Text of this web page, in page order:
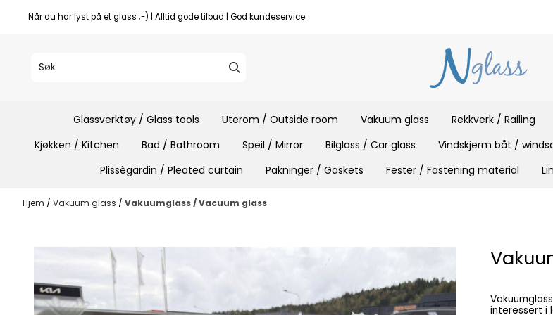
Hopp til innhold
Når du har lyst på et glass ;-) | Alltid gode tilbud | God kundeservice
Glassverktøy / Glass tools Uterom / Outside room Vakuum glass Rekkverk / Railing
Kjøkken / Kitchen
Bad / Bathroom Speil / Mirror Bilglass / Car glass Vindskjerm båt /
Plissègardin / Pleated curtain
Pakninger / Gaskets Fester / Fastening material
Hjem / Vakuum glass / Vakuumglass / Vacuum glass
Vakuumglass Endelig noe nytt og spennende for deg som er over gjennomsnittet
interessert i lav U-verdi på glass